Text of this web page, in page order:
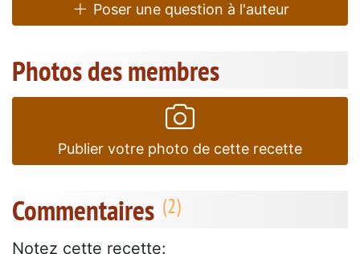
Poser une question à l'auteur
Photos des membres
Publier votre photo de cette recette
Commentaires
Notez cette recette: